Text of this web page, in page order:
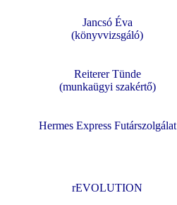
Jancsó Éva
(könyvvizsgáló)
Reiterer Tünde
(munkaügyi szakértő)
Hermes Express Futárszolgálat
rEVOLUTION